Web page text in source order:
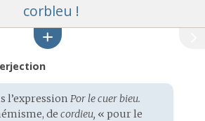
corbleu !
l’expression Por le cuer bieu.
de cordieu, « pour le